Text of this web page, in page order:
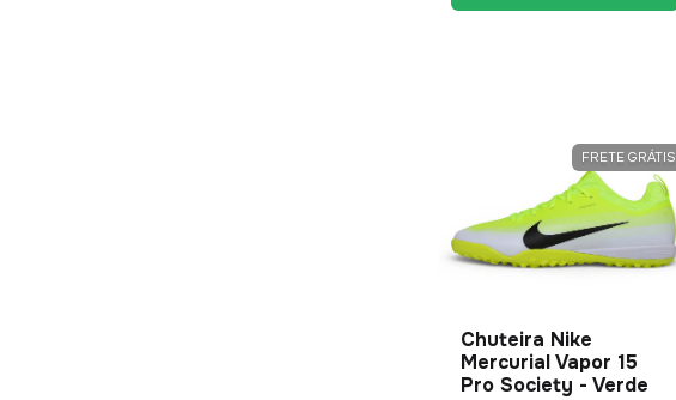
FRETE GRÁTIS
Chuteira Nike
Mercurial Vapor 15
Pro Society - Verde